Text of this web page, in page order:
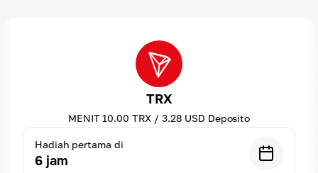
TRX
MENIT 10.00 TRX / 3.28 USD Deposito
Hadiah pertama di
6 jam